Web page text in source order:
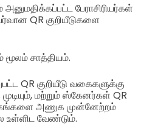
பேராசிரியர்கள்
QR குறியீடுகளை
சாத்தியம்.
QR குறியீடு வகைகளுக்கு
மற்றும் ஸ்கேனர்கள் QR
அணுக முன்னேற்றம்
உள்ளிட வேண்டும்.